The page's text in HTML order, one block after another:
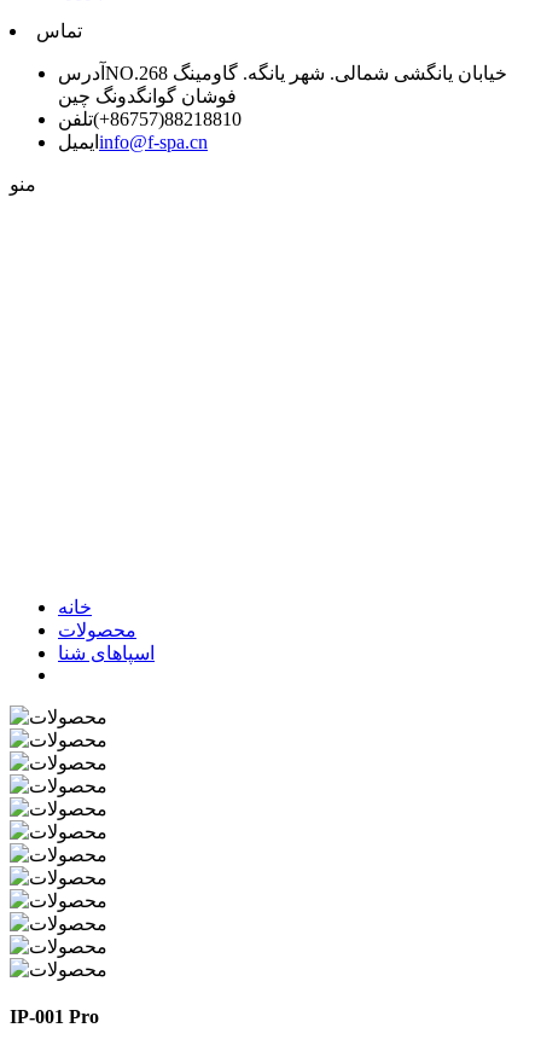
تماس
آدرس NO.268 خیابان یانگشی شمالی. شهر یانگه. گاومینگ
فوشان گوانگدونگ چین
تلفن‎(+86757)88218810
ایمیل info@f-spa.cn
منو
خانه
محصولات
اسپاهای شنا
IP-001 Pro